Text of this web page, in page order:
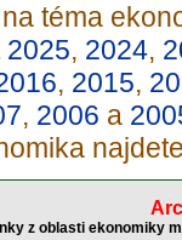
téma
2025, 2024,
, 2015,
, 2006 a
z oblasti ekonomiky